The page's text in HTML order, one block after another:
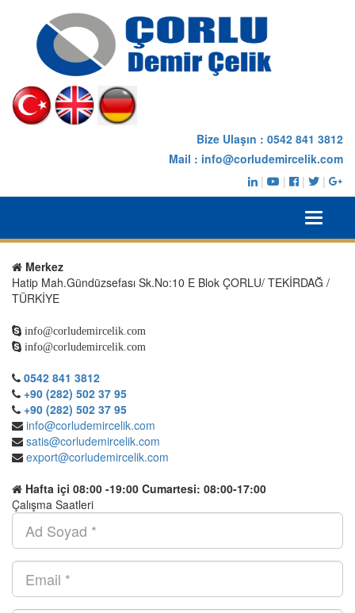
Bize Ulaşın : 0542 841 3812
Mail : info@corludemircelik.com
|
| | |
Toggle
Merkez
Hatip Mah.Gündüzsefası Sk.No:10 E Blok ÇORLU/ TEKİRDAĞ /
TÜRKİYE
info@corludemircelik.com
info@corludemircelik.com
0542 841 3812
+90 (282) 502 37 95
+90 (282) 502 37 95
info@corludemircelik.com
satis@corludemircelik.com
export@corludemircelik.com
Hafta içi 08:00 -19:00 Cumartesi: 08:00-17:00
Çalışma Saatleri